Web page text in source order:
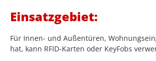
Einsatzgebiet:
Für Innen- und Außentüren,
hat, kann RFID-Karten oder KeyFobs